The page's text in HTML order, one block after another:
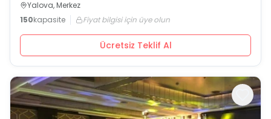
Yalova, Merkez
150kapasite Fiyat bilgisi için üye olun
Ücretsiz Teklif Al